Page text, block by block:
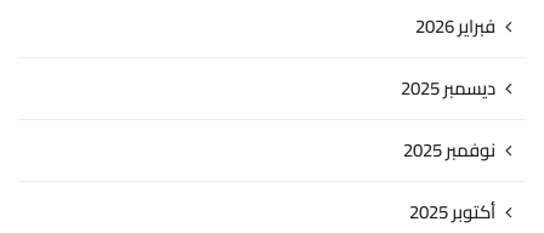
فبراير 2026
ديسمبر 2025
نوفمبر 2025
أكتوبر 2025